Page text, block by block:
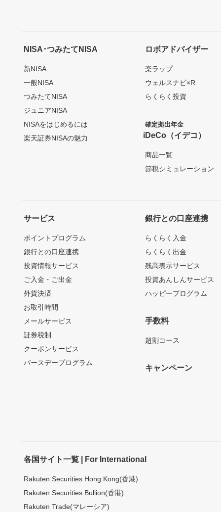
NISA･つみたてNISA
新NISA
一般NISA
つみたてNISA
ジュニアNISA
NISAをはじめるには
楽天証券NISAの魅力
ロボアドバイザー
楽ラップ
ウェルスナビ×R
らくらく投資
確定拠出年金
iDeCo（イデコ）
商品一覧
節税シミュレーション
サービス
ポイントプログラム
銀行との口座連携
投資情報サービス
ご入金・ご出金
外貨決済
お取引時間
メールサービス
証券税制
クーポンサービス
バースデープログラム
銀行との口座連携
らくらく入金
らくらく出金
残高表示サービス
投資あんしんサービス
ハッピープログラム
手数料
超割コース
キャンペーン
各国サイト一覧 | For International
Rakuten Securities Hong Kong(香港)
Rakuten Securities Bullion(香港)
Rakuten Trade(マレーシア)